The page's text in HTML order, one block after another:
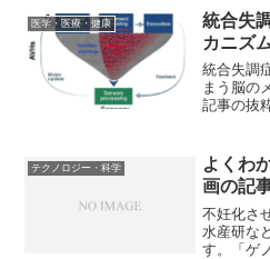
の中で、
医学・医療・健康
統合失
カニズ
統合失調
まう脳の
記事の抜
通大学医
失調症患
テクノロジー・科学
よくわ
画の記
不妊化さ
水産研な
す。「ゲ